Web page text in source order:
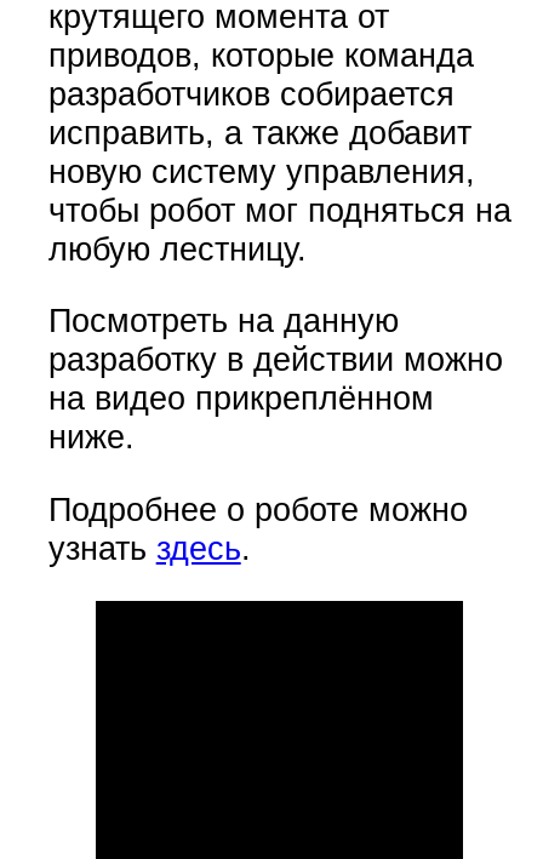
крутящего момента от
приводов, которые команда
разработчиков собирается
исправить, а также добавит
новую систему управления,
чтобы робот мог подняться на
любую лестницу.
Посмотреть на данную
разработку в действии можно
на видео прикреплённом
ниже.
Подробнее о роботе можно
узнать здесь.